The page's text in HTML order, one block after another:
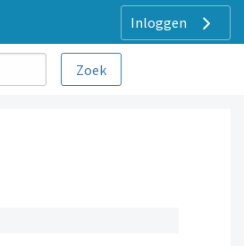
Inloggen